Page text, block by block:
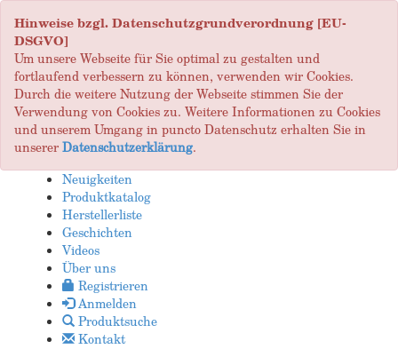
Hinweise bzgl. Datenschutzgrundverordnung [EU-
DSGVO]
Um unsere Webseite für Sie optimal zu gestalten und
fortlaufend verbessern zu können, verwenden wir Cookies.
Durch die weitere Nutzung der Webseite stimmen Sie der
Verwendung von Cookies zu. Weitere Informationen zu Cookies
und unserem Umgang in puncto Datenschutz erhalten Sie in
unsererDatenschutzerklärung.
Neuigkeiten
Produktkatalog
Herstellerliste
Geschichten
Videos
Über uns
Registrieren
Anmelden
Produktsuche
Kontakt